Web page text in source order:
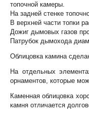
топочной камеры.
На задней стенке
В верхней части топки
Дожиг дымовых газов
Патрубок дымохода
Облицовка камина
На отдельных
орнаментов, которые
Каменная облицовка
камня отличается